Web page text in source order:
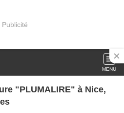
Publicité
MENU
"PLUMALIRE" à Nice,